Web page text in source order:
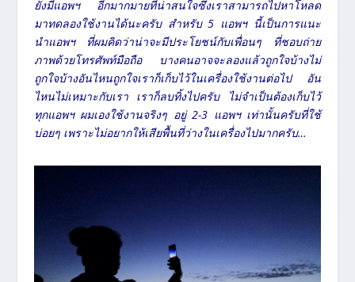
ยังมีแอพฯ อีกมากมายที่น่าสนใจซึ่งเราสามารถไปหาโหลด
มาทดลองใช้งานได้นะครับ สำหรับ 5 แอพฯ นี้เป็นการแนะ
นำแอพฯ ที่ผมคิดว่าน่าจะมีประโยชน์กับเพื่อนๆ ที่ชอบถ่าย
ภาพด้วยโทรศัพท์มือถือ บางคนอาจจะลองแล้วถูกใจบ้างไม่
ถูกใจบ้างอันไหนถูกใจเราก็เก็บไว้ในเครื่องใช้งานต่อไป อัน
ไหนไม่เหมาะกับเรา เราก็ลบทิ้งไปครับ ไม่จำเป็นต้องเก็บไว้
ทุกแอพฯ ผมเองใช้งานจริงๆ อยู่ 2-3 แอพฯ เท่านั้นครับที่ใช้
บ่อยๆ เพราะไม่อยากให้เสียพื้นที่ว่างในเครื่องไปมากครับ…